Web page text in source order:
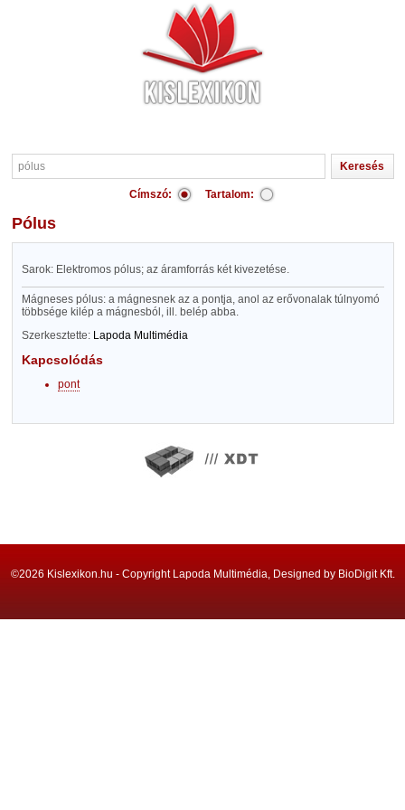
Címszó: Tartalom:
pólus
Sarok: Elektromos pólus; az áramforrás két kivezetése.
Mágneses pólus: a mágnesnek az a pontja, anol az erővonalak túlnyomó
többsége kilép a mágnesból, ill. belép abba.
Szerkesztette: Lapoda Multimédia
Kapcsolódás
pont
©2026 Kislexikon.hu - Copyright Lapoda Multimédia, Designed by BioDigit Kft.